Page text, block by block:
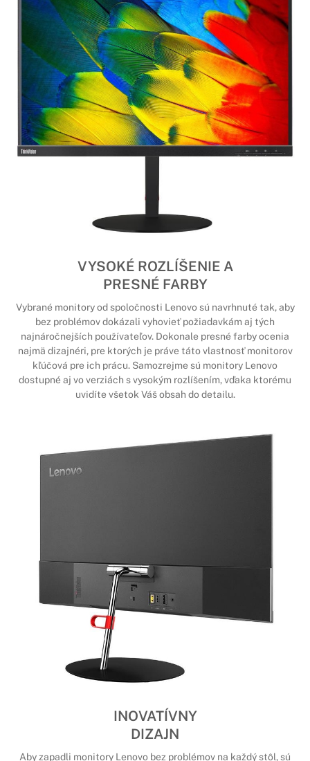
VYSOKÉ ROZLÍŠENIE A
PRESNÉ FARBY
Vybrané monitory od spoločnosti Lenovo sú navrhnuté tak, aby
bez problémov dokázali vyhovieť požiadavkám aj tých
najnáročnejších používateľov. Dokonale presné farby ocenia
najmä dizajnéri, pre ktorých je práve táto vlastnosť monitorov
kľúčová pre ich prácu. Samozrejme sú monitory Lenovo
dostupné aj vo verziách s vysokým rozlíšením, vďaka ktorému
uvidíte všetok Váš obsah do detailu.
INOVATÍVNY
DIZAJN
Aby zapadli monitory Lenovo bez problémov na každý stôl, sú